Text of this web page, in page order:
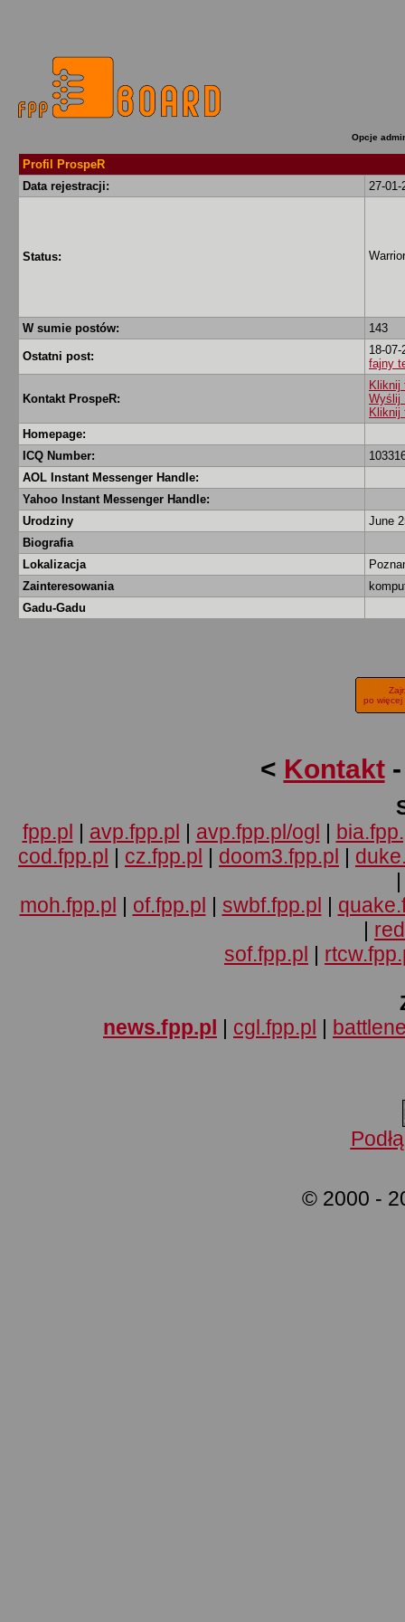
Opcje
Profil ProspeR
Data rejestracji:
27-01-
Status:
W sumie postów: 143
Ostatni post:
18-
fajny
Kontakt ProspeR:
Kliknij
Wyślij
Kliknij
Homepage:
ICQ Number:
AOL Instant Messenger Handle:
Yahoo Instant Messenger Handle:
Urodziny
June
Biografia
Lokalizacja
Zainteresowania
Gadu-Gadu
po więcej
< Kontakt
fpp.pl | avp.fpp.pl | avp.fpp.pl/ogl |
cod.fpp.pl | cz.fpp.pl | doom3.fpp.pl |
moh.fpp.pl | of.fpp.pl | swbf.fpp.pl |
|
sof.fpp.pl |
news.fpp.pl | cgl.fpp.pl |
© 2000 -